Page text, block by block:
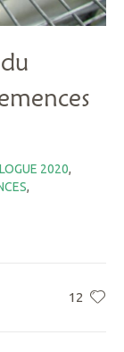
2020,
,
12